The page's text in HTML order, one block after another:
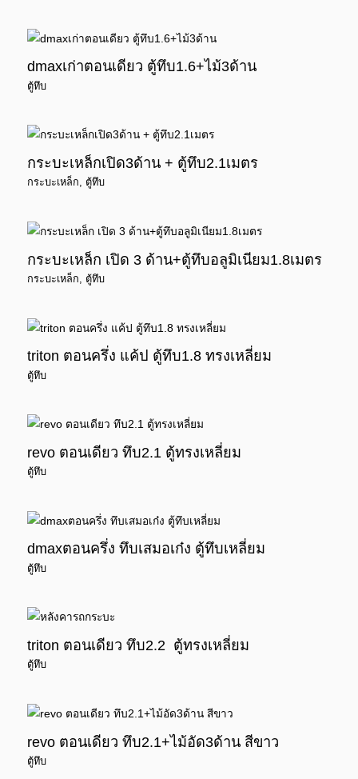
dmaxเก่าตอนเดียว ตู้ทึบ1.6+ไม้3ด้าน
ตู้ทึบ
กระบะเหล็กเปิด3ด้าน + ตู้ทึบ2.1เมตร
กระบะเหล็ก, ตู้ทึบ
กระบะเหล็ก เปิด 3 ด้าน+ตู้ทึบอลูมิเนียม1.8เมตร
กระบะเหล็ก ตู้ทึบ
triton ตอนครึ่ง แค้ป ตู้ทึบ1.8 ทรงเหลี่ยม
ตู้ทึบ
revo ตอนเดียว ทึบ2.1 ตู้ทรงเหลี่ยม
ตู้ทึบ
dmaxตอนครึ่ง ทึบเสมอเก๋ง ตู้ทึบเหลี่ยม
ตู้ทึบ
triton ตอนเดียว ทึบ2.2 ตู้ทรงเหลี่ยม
ตู้ทึบ
revo ตอนเดียว ทึบ2.1+ไม้อัด3ด้าน สีขาว
ตู้ทึบ